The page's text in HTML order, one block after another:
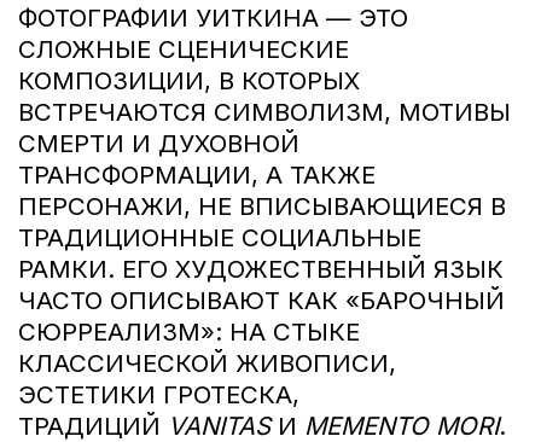
ФОТОГРАФИИ УИТКИНА — ЭТО
СЛОЖНЫЕ СЦЕНИЧЕСКИЕ
КОМПОЗИЦИИ, В КОТОРЫХ
ВСТРЕЧАЮТСЯ СИМВОЛИЗМ, МОТИВЫ
СМЕРТИ И ДУХОВНОЙ
ТРАНСФОРМАЦИИ, А ТАКЖЕ
ПЕРСОНАЖИ, НЕ ВПИСЫВАЮЩИЕСЯ В
ТРАДИЦИОННЫЕ СОЦИАЛЬНЫЕ
РАМКИ. ЕГО ХУДОЖЕСТВЕННЫЙ ЯЗЫК
ЧАСТО ОПИСЫВАЮТ КАК «БАРОЧНЫЙ
СЮРРЕАЛИЗМ»: НА СТЫКЕ
КЛАССИЧЕСКОЙ ЖИВОПИСИ,
ЭСТЕТИКИ ГРОТЕСКА,
ТРАДИЦИЙ VANITAS И MEMENTO MORI.